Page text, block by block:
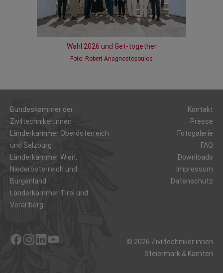
Wahl 2026 und Get-together
Foto: Robert Anagnostopoulos
Bundeskammer der
Ziviltechniker:innen
Länderkammer Oberösterreich
und Salzburg
Länderkammer Wien,
Niederösterreich und
Burgenland
Länderkammer Tirol und
Vorarlberg
Kontakt
Presse
Fotogalerie
FAQ
Downloads
Impressum
Datenschutz
© 2026 Ziviltechniker:innen
Steiermark & Kärnten
Facebook
Instagram
LinkedInYouTube